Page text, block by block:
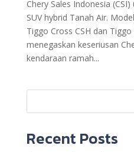
Chery Sales Indonesia
SUV hybrid Tanah Air.
Tiggo Cross CSH dan Tiggo
menegaskan keseriusan
kendaraan ramah...
Recent Posts